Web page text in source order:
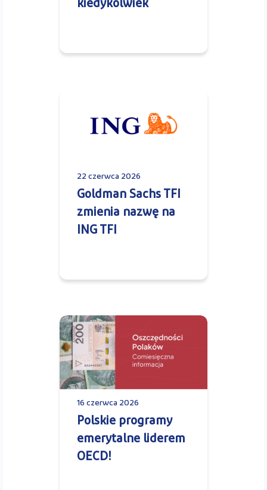
kiedykolwiek
22 czerwca 2026
Goldman Sachs TFI
zmienia nazwę na
ING TFI
16 czerwca 2026
Polskie programy
emerytalne liderem
OECD!